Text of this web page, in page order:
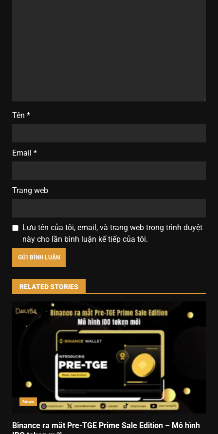
Tên *
Email *
Trang web
Lưu tên của tôi, email, và trang web trong trình duyệt
này cho lần bình luận kế tiếp của tôi.
RELATED STORIES
News
Binance ra mắt Pre-TGE Prime Sale Edition – Mô hình